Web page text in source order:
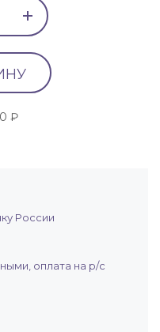
₽
России
оплата на р/с